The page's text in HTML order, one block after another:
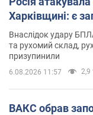
Харківщині: є
Внаслідок удару
та рухомий склад,
призупинили
6.08.2026 11:57 2,9
ВАКС обрав запобіжний захід експосолці